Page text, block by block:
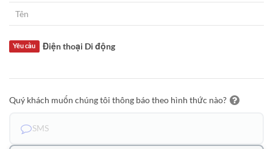
Điện thoại Di động
Yêu cầu
Quý khách muốn chúng tôi thông báo theo hình thức nào?
SMS